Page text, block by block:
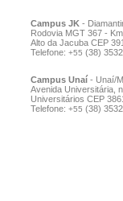
Campus JK -
Rodovia MGT 367 -
Alto da Jacuba CEP
Telefone: +55 (38)
Campus Unaí - Unaí/
Avenida Universitária,
Universitários CEP
Telefone: +55 (38)